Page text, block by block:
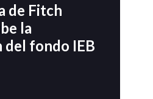
de Fitch
la
del fondo IEB